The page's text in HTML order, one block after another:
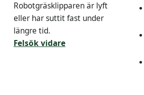
Robotgräsklipparen är lyft
eller har suttit fast under
längre tid.
Felsök vidare